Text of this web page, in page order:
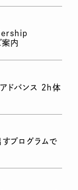
案内
アドバンス 2h体
すプログラムで